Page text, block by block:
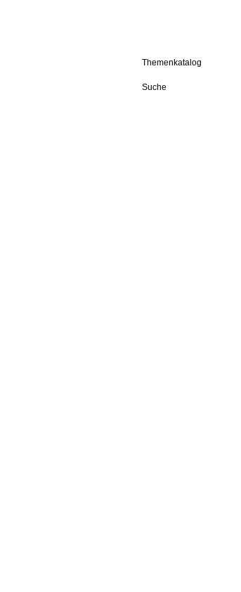
Themenkatalog
Suche